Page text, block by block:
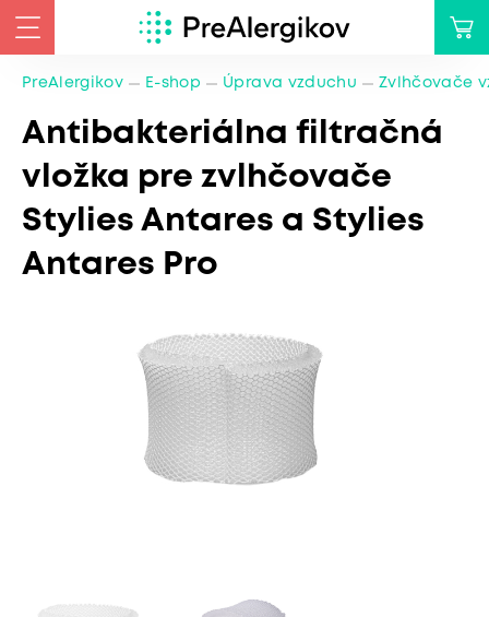
PreAlergikov E-shop Úprava vzduchu Zvlhčovače
Antibakteriálna filtračná
vložka pre zvlhčovače
Stylies Antares a Stylies
Antares Pro